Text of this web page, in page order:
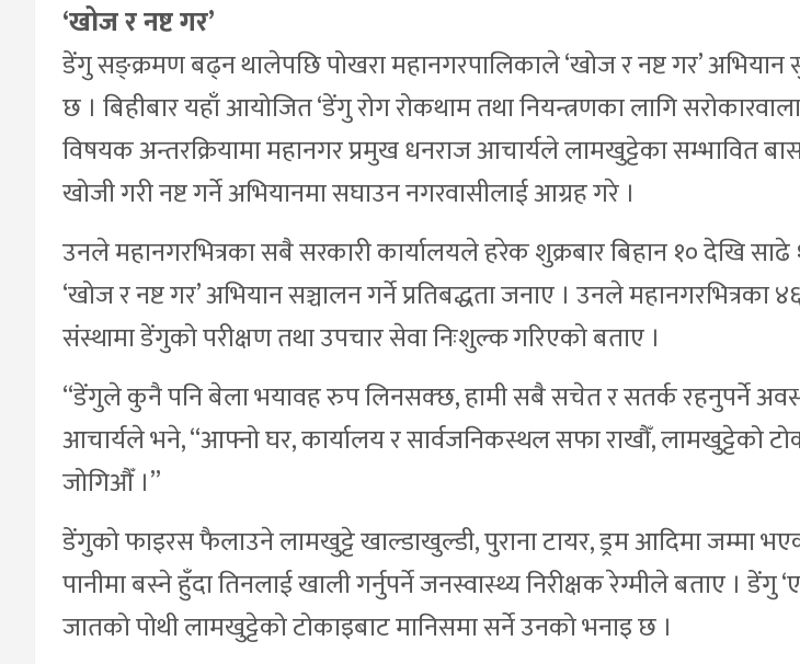
‘खोज र नष्ट गर’
डेंगु सङ्क्रमण बढ्न थालेपछि पोखरा महानगरपालिकाले ‘खोज र नष्ट गर’
छ । बिहीबार यहाँ आयोजित ‘डेंगु रोग रोकथाम तथा नियन्त्रणका लागि
विषयक अन्तरक्रियामा महानगर प्रमुख धनराज आचार्यले लामखुट्टेका सम्भावित
खोजी गरी नष्ट गर्ने अभियानमा सघाउन नगरवासीलाई आग्रह गरे ।
उनले महानगरभित्रका सबै सरकारी कार्यालयले हरेक शुक्रबार बिहान १० देखि
‘खोज र नष्ट गर’ अभियान सञ्चालन गर्ने प्रतिबद्धता जनाए । उनले महानगरभित्रका
संस्थामा डेंगुको परीक्षण तथा उपचार सेवा निःशुल्क गरिएको बताए ।
“डेंगुले कुनै पनि बेला भयावह रुप लिनसक्छ, हामी सबै सचेत र सतर्क रहनुपर्ने
आचार्यले भने, “आफ्नो घर, कार्यालय र सार्वजनिकस्थल सफा राखौँ, लामखुट्टेको
जोगिऔँ ।”
डेंगुको फाइरस फैलाउने लामखुट्टे खाल्डाखुल्डी, पुराना टायर, ड्रम आदिमा जम्मा
पानीमा बस्ने हुँदा तिनलाई खाली गर्नुपर्ने जनस्वास्थ्य निरीक्षक रेग्मीले बताए । डेंगु
जातको पोथी लामखुट्टेको टोकाइबाट मानिसमा सर्ने उनको भनाइ छ ।